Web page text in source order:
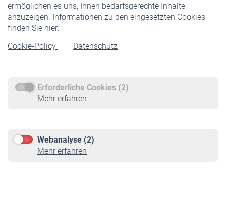
ermöglichen es uns, Ihnen bedarfsgerechte Inhalte
anzuzeigen. Informationen zu den eingesetzten Cookies
finden Sie hier:
Cookie-Policy
Datenschutz
Erforderliche Cookies (2)
Mehr erfahren
Webanalyse (2)
Mehr erfahren
Rentner
Rentenbeginn
Rente beantragen
Service
Informationen
Online-Rechner
VBLnewsletter